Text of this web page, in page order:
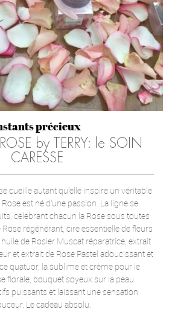
précieux
by TERRY: le SOIN
CARESSE
cueille autant qu'elle inspire un véritable
est né d'une passion. La ligne se
célébrant chacun la Rose sous toutes
régénérant, cire essentielle de fleurs
de Rosier Muscat réparatrice, extrait
et extrait de Rose Pastel adoucissant et
quatuor, la sublime et crème pour le
florale, bouquet soyeux sur la peau
puissants et laissant une sensation
Le cadeau absolu.